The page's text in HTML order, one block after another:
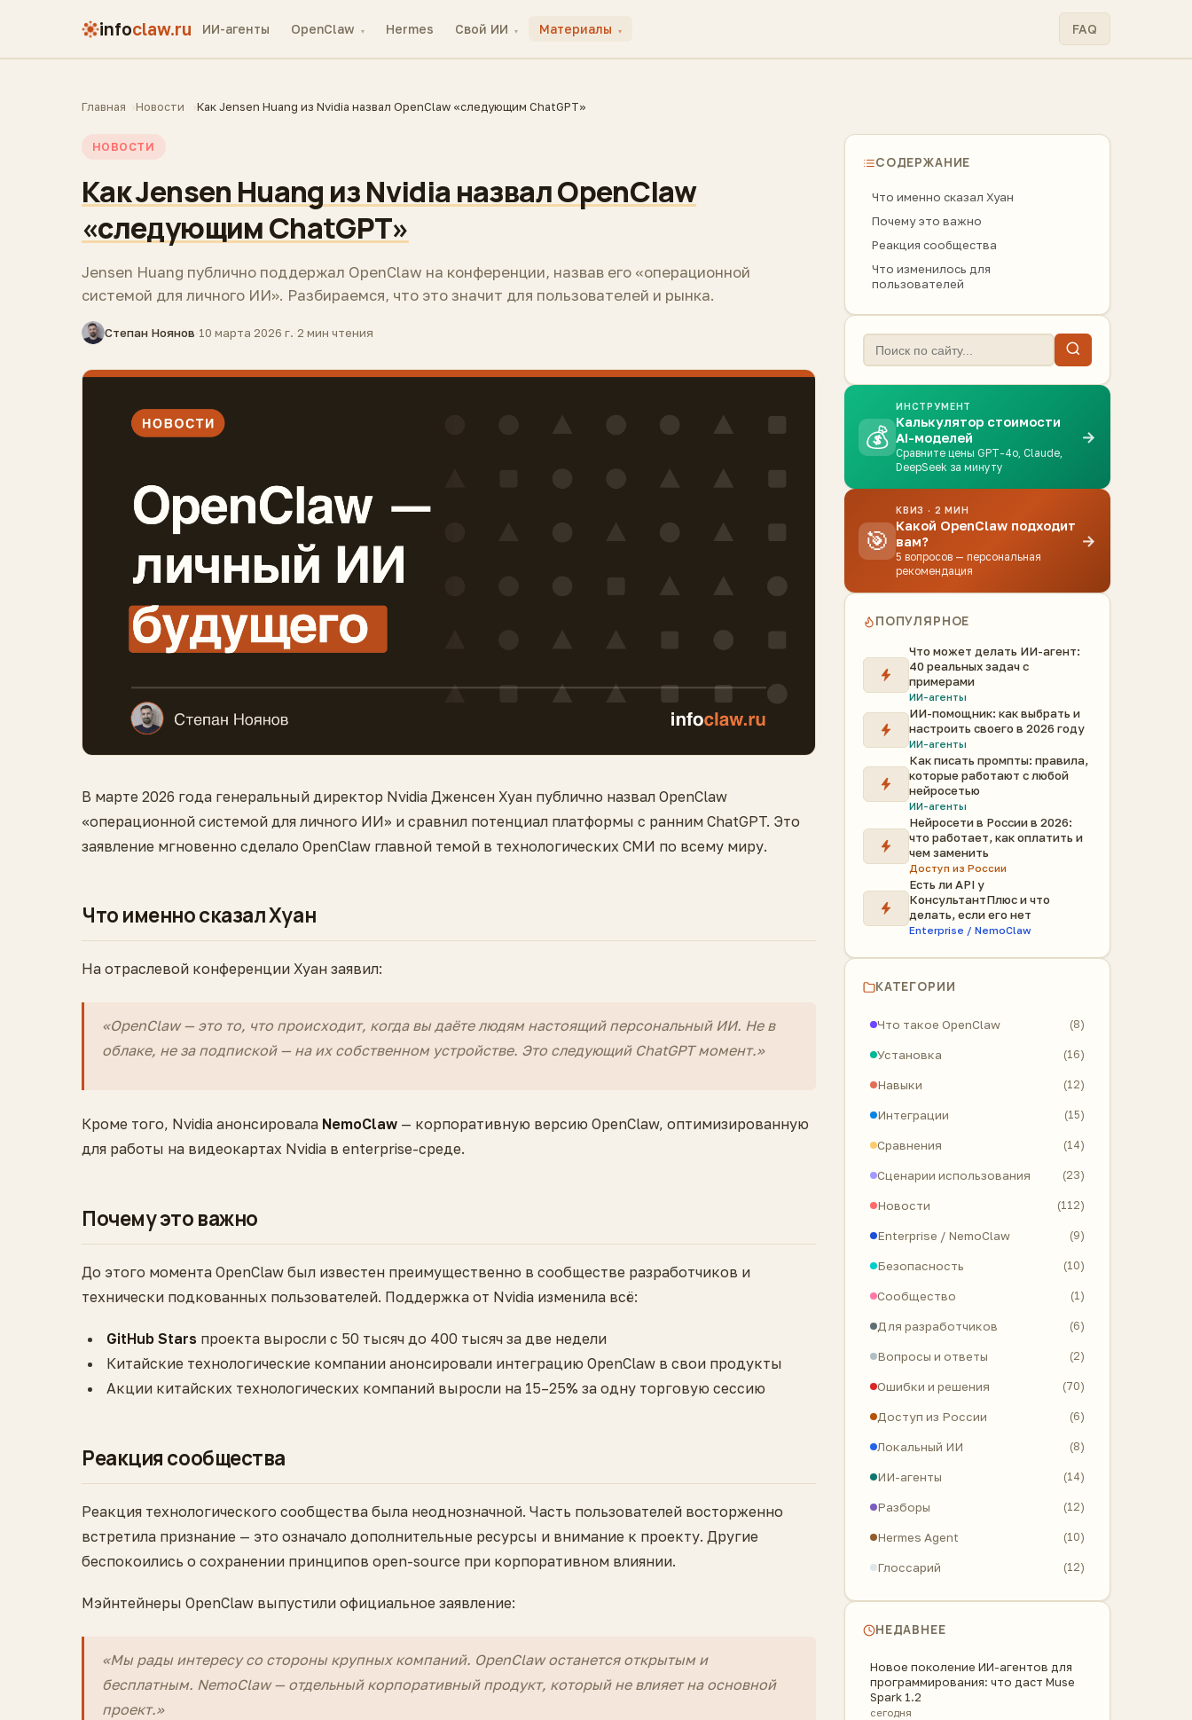
infoclaw.ru ИИ-агенты OpenClaw ▾ Hermes Свой ИИ ▾ Материалы ▾ FAQ
Главная Новости Как Jensen Huang из Nvidia назвал OpenClaw «следующим ChatGPT»
НОВОСТИ
Как Jensen Huang из Nvidia назвал OpenClaw
«следующим ChatGPT»
Jensen Huang публично поддержал OpenClaw на конференции, назвав его «операционной
системой для личного ИИ». Разбираемся, что это значит для пользователей и рынка.
Степан Ноянов·10 марта 2026 г.·2 мин чтения
В марте 2026 года генеральный директор Nvidia Дженсен Хуан публично назвал OpenClaw
«операционной системой для личного ИИ» и сравнил потенциал платформы с ранним ChatGPT. Это
заявление мгновенно сделало OpenClaw главной темой в технологических СМИ по всему миру.
Что именно сказал Хуан
На отраслевой конференции Хуан заявил:
«OpenClaw — это то, что происходит, когда вы даёте людям настоящий персональный ИИ. Не в
облаке, не за подпиской — на их собственном устройстве. Это следующий ChatGPT момент.»
Кроме того, Nvidia анонсировала NemoClaw — корпоративную версию OpenClaw, оптимизированную
для работы на видеокартах Nvidia в enterprise-среде.
Почему это важно
До этого момента OpenClaw был известен преимущественно в сообществе разработчиков и
технически подкованных пользователей. Поддержка от Nvidia изменила всё:
GitHub Stars проекта выросли с 50 тысяч до 400 тысяч за две недели
Китайские технологические компании анонсировали интеграцию OpenClaw в свои продукты
Акции китайских технологических компаний выросли на 15–25% за одну торговую сессию
Реакция сообщества
Реакция технологического сообщества была неоднозначной. Часть пользователей восторженно
встретила признание — это означало дополнительные ресурсы и внимание к проекту. Другие
беспокоились о сохранении принципов open-source при корпоративном влиянии.
Мэйнтейнеры OpenClaw выпустили официальное заявление:
«Мы рады интересу со стороны крупных компаний. OpenClaw останется открытым и
бесплатным. NemoClaw — отдельный корпоративный продукт, который не влияет на основной
проект.»
СОДЕРЖАНИЕ
Что именно сказал Хуан
Почему это важно
Реакция сообщества
Что изменилось для
пользователей
💰
ИНСТРУМЕНТ
Калькулятор стоимости
AI-моделей
Сравните цены GPT-4o, Claude,
DeepSeek за минуту
→
🎯
КВИЗ · 2 МИН
Какой OpenClaw подходит
вам?
5 вопросов — персональная
рекомендация
→
ПОПУЛЯРНОЕ
Что может делать ИИ-агент:
40 реальных задач с
примерами
ИИ-агенты
ИИ-помощник: как выбрать и
настроить своего в 2026 году
ИИ-агенты
Как писать промпты: правила,
которые работают с любой
нейросетью
ИИ-агенты
Нейросети в России в 2026:
что работает, как оплатить и
чем заменить
Доступ из России
Есть ли API у
КонсультантПлюс и что
делать, если его нет
Enterprise / NemoClaw
КАТЕГОРИИ
Что такое OpenClaw (8)
Установка (16)
Навыки (12)
Интеграции (15)
Сравнения (14)
Сценарии использования (23)
Новости (112)
Enterprise / NemoClaw (9)
Безопасность (10)
Сообщество (1)
Для разработчиков (6)
Вопросы и ответы (2)
Ошибки и решения (70)
Доступ из России (6)
Локальный ИИ (8)
ИИ-агенты (14)
Разборы (12)
Hermes Agent (10)
Глоссарий (12)
НЕДАВНЕЕ
Новое поколение ИИ-агентов для
программирования: что даст Muse
Spark 1.2
сегодня